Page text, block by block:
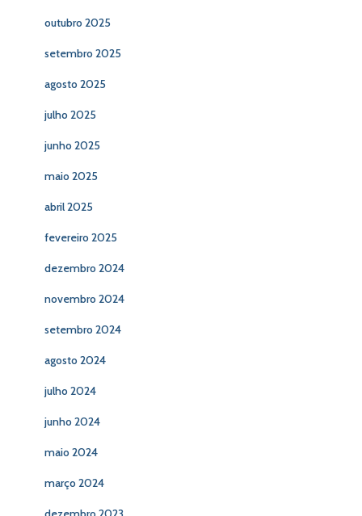
outubro 2025
setembro 2025
agosto 2025
julho 2025
junho 2025
maio 2025
abril 2025
fevereiro 2025
dezembro 2024
novembro 2024
setembro 2024
agosto 2024
julho 2024
junho 2024
maio 2024
março 2024